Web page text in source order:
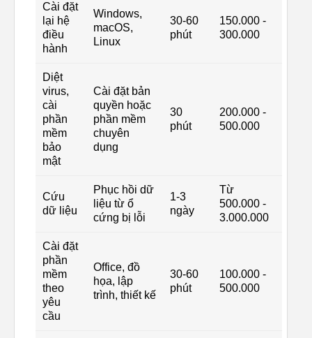
Cài đặt
lại hệ
điều
hành
Windows,
macOS,
Linux
30-60
phút
150.000 -
300.000
Diệt
virus,
cài
phần
mềm
bảo
mật
Cài đặt bản
quyền hoặc
phần mềm
chuyên
dụng
30
phút
200.000 -
500.000
Cứu
dữ liệu
Phục hồi dữ
liệu từ ổ
cứng bị lỗi
1-3
ngày
Từ
500.000 -
3.000.000
Cài đặt
phần
mềm
theo
yêu
cầu
Office, đồ
họa, lập
trình, thiết kế
30-60
phút
100.000 -
500.000